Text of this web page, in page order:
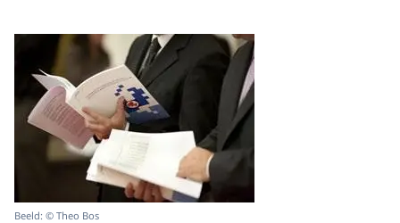
Beeld: © Theo Bos